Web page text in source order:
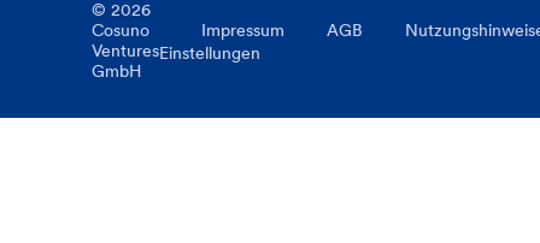
© 2026
Cosuno
Ventures
GmbH
Impressum AGB
Einstellungen